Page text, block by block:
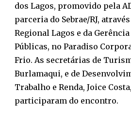
dos Lagos, promovido pela
parceria do Sebrae/RJ,
Regional Lagos e da
Públicas, no Paradiso
Frio. As secretárias de
Burlamaqui, e de
Trabalho e Renda, Joice
participaram do encontro.